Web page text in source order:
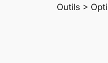
Outils >